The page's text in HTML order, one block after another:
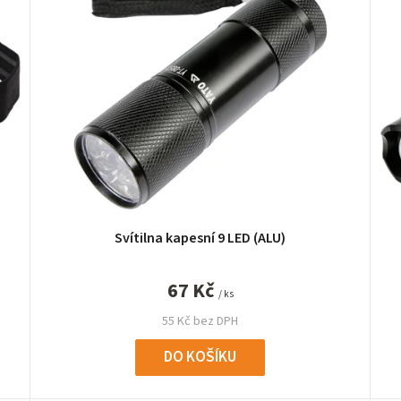
Svítilna kapesní 9 LED (ALU)
55 Kč bez DPH
67 Kč / ks
DO KOŠÍKU